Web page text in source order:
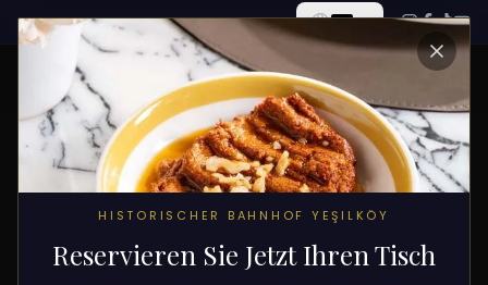
ALLE BEITRÄGE
RAMADAN 6. Februar 2026
HISTORISCHER BAHNHOF YEŞILKÖY
Reservieren Sie Jetzt Ihren Tisch